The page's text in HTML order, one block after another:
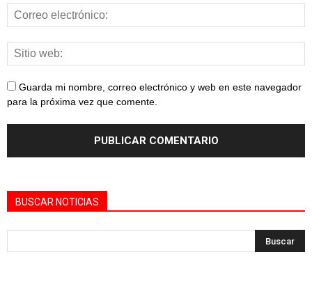
Guarda mi nombre, correo electrónico y web en este navegador
para la próxima vez que comente.
BUSCAR NOTICIAS